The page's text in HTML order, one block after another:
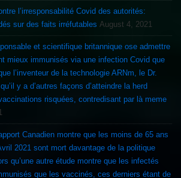
l’irresponsabilité Covid des autorités:
sur des faits irréfutables August 4, 2021
et scientifique britannique ose admettre
mieux immunisés via une infection Covid que
l’inventeur de la technologie ARNm, le Dr.
y a d’autres façons d’atteindre la herd
risquées, contredisant par là meme
Canadien montre que les moins de 65 ans
2021 sont mort davantage de la politique
qu’une autre étude montre que les infectés
que les vaccinés, ces derniers étant de